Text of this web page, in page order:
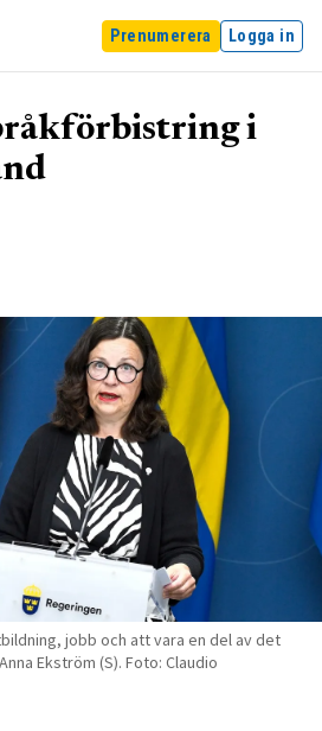
Prenumerera Logga in
i
jobb och att vara en del av det
Ekström (S). Foto: Claudio